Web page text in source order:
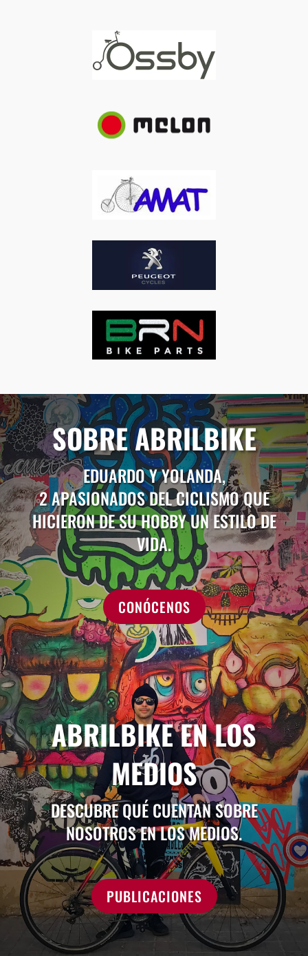
SOBRE ABRILBIKE
EDUARDO Y YOLANDA,
2 APASIONADOS DEL CICLISMO QUE
HICIERON DE SU HOBBY UN ESTILO DE
VIDA.
CONÓCENOS
ABRILBIKE EN LOS
MEDIOS
DESCUBRE QUÉ CUENTAN SOBRE
NOSOTROS EN LOS MEDIOS.
PUBLICACIONES